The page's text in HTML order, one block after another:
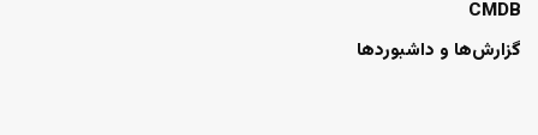
CMDB
گزارش‌ها و داشبوردها